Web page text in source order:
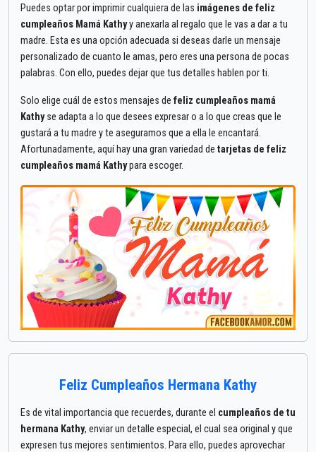
Puedes optar por imprimir cualquiera de las imágenes de feliz
cumpleaños Mamá Kathyy anexarla al regalo que le vas a dar a tu
madre. Esta es una opción adecuada si deseas darle un mensaje
personalizado de cuanto le amas, pero eres una persona de pocas
palabras. Con ello, puedes dejar que tus detalles hablen por ti.
Solo elige cuál de estos mensajes de feliz cumpleaños mamá
Kathyse adapta a lo que desees expresar o a lo que creas que le
gustará a tu madre y te aseguramos que a ella le encantará.
Afortunadamente, aquí hay una gran variedad de tarjetas de feliz
cumpleaños mamá Kathypara escoger.
Feliz Cumpleaños Hermana Kathy
Es de vital importancia que recuerdes, durante el cumpleaños de tu
hermana Kathy, enviar un detalle especial, el cual sea original y que
expresen tus mejores sentimientos. Para ello, puedes aprovechar